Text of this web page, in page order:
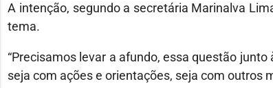
A intenção, segundo a secretária Marinalva
tema.
“Precisamos levar a afundo, essa questão
seja com ações e orientações, seja com outros